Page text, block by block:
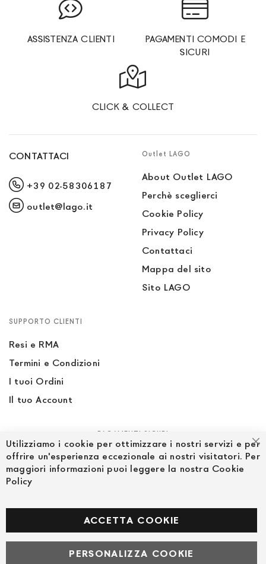
ASSISTENZA CLIENTI
PAGAMENTI COMODI E
SICURI
CLICK & COLLECT
CONTATTACI
+39 02-58306187
outlet@lago.it
Outlet LAGO
About Outlet LAGO
Perchè sceglierci
Cookie Policy
Privacy Policy
Contattaci
Mappa del sito
Sito LAGO
SUPPORTO CLIENTI
Resi e RMA
Termini e Condizioni
I tuoi Ordini
Il tuo Account
PAGAMENTI SICURI
Facebook
© Powered by MAV Arreda s.r.l. | P.IVA IT05919160969
Utilizziamo i cookie per ottimizzare i nostri servizi e per
offrire un'esperienza eccezionale ai nostri visitatori. Per
maggiori informazioni puoi leggere la nostra Cookie
Policy
ACCETTA COOKIE
PERSONALIZZA COOKIE